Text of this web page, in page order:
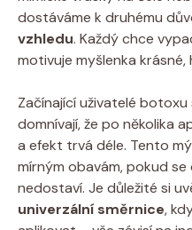
dostáváme k druhému⁤
vzhledu. Každý chce
motivuje myšlenka krásné,
Začínající uživatelé
domnívají, že po několika
a efekt trvá déle. Tento
mírným obavám, pokud
nedostaví. Je důležité si
univerzální směrnice,